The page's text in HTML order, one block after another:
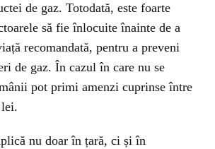
de gaz. Totodată, este foarte
să fie înlocuite înainte de a
recomandată, pentru a preveni
de gaz. În cazul în care nu se
pot primi amenzi cuprinse între
nu doar în țară, ci și în